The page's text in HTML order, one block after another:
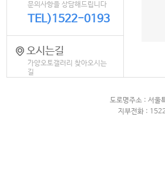
도로명주소 : 서울
지부전화 :
문의사항을 상담해드립니다
TEL)1522-0193
오시는길
가양오토갤러리 찾아오시는
길